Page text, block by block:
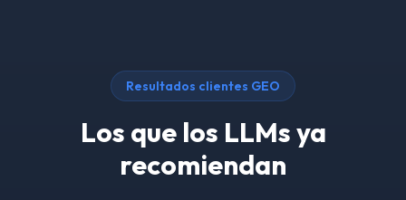
Resultados clientes GEO
Los que los LLMs ya
recomiendan